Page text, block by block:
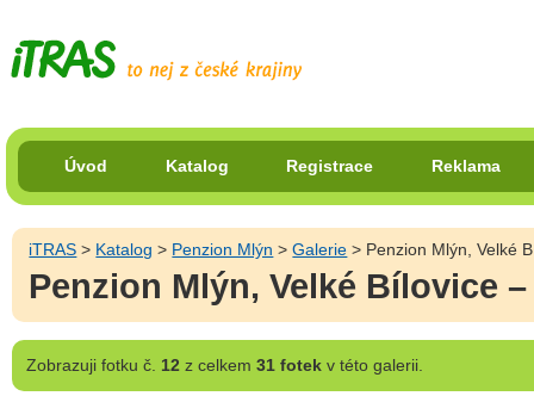
Úvod Katalog Registrace Reklama
iTRAS > Katalog > Penzion Mlýn >Galerie > Penzion Mlýn, Velké
Penzion Mlýn, Velké Bílovice
Zobrazujifotku č. 12 z celkem 31 fotekv této galerii.